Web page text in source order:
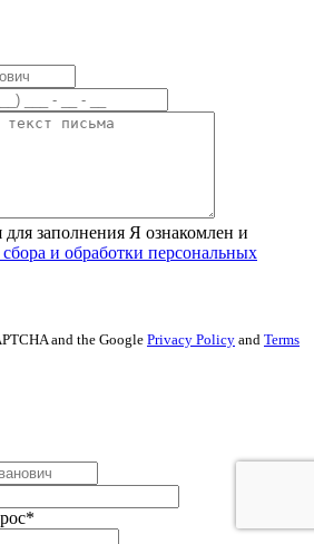
заполнения Я ознакомлен и
и обработки персональных
and the Google Privacy Policy and Terms